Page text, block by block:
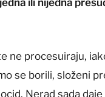
ne procesuiraju,
se borili, složeni
Nerad sada daje